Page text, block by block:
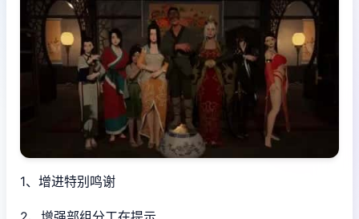
1、增进特别鸣谢